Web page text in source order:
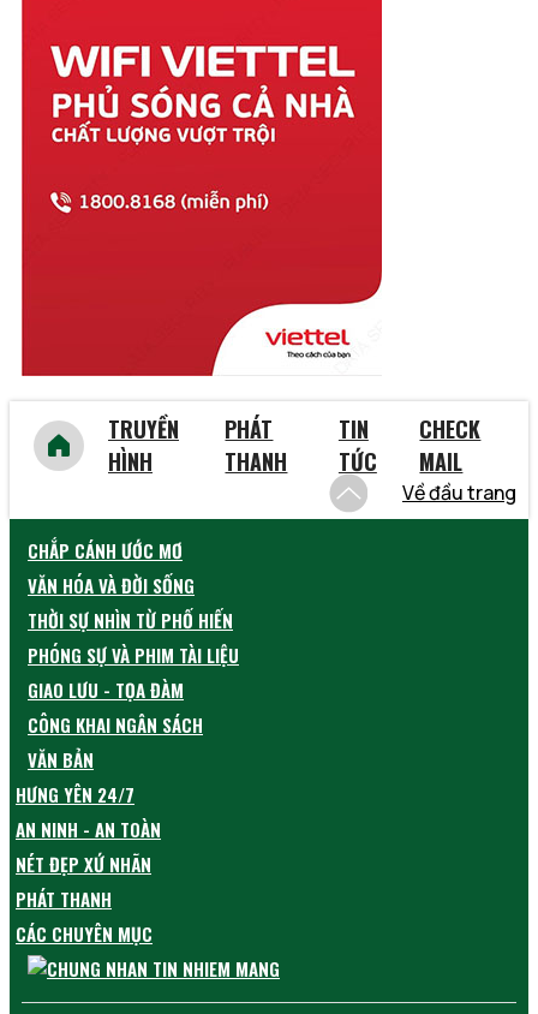
Thừa Thiên Huế
Tiền Giang
Trà Vinh
Tuyên Quang
Vĩnh Phúc
Vũng Tàu
TRUYỀN
HÌNH
PHÁT
THANH
TIN
TỨC
CHECK
MAIL
Về đầu trang
CHẮP CÁNH ƯỚC MƠ
VĂN HÓA VÀ ĐỜI SỐNG
THỜI SỰ NHÌN TỪ PHỐ HIẾN
PHÓNG SỰ VÀ PHIM TÀI LIỆU
GIAO LƯU - TỌA ĐÀM
CÔNG KHAI NGÂN SÁCH
VĂN BẢN
HƯNG YÊN 24/7
AN NINH - AN TOÀN
NÉT ĐẸP XỨ NHÃN
PHÁT THANH
CÁC CHUYÊN MỤC